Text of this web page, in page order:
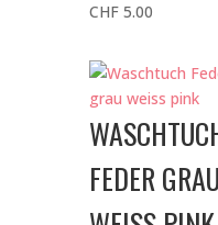
CHF5.00
FEDER GRAU